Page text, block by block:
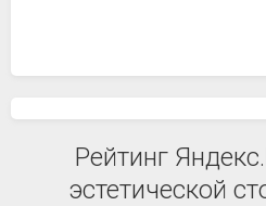
Рейтинг
эстетической